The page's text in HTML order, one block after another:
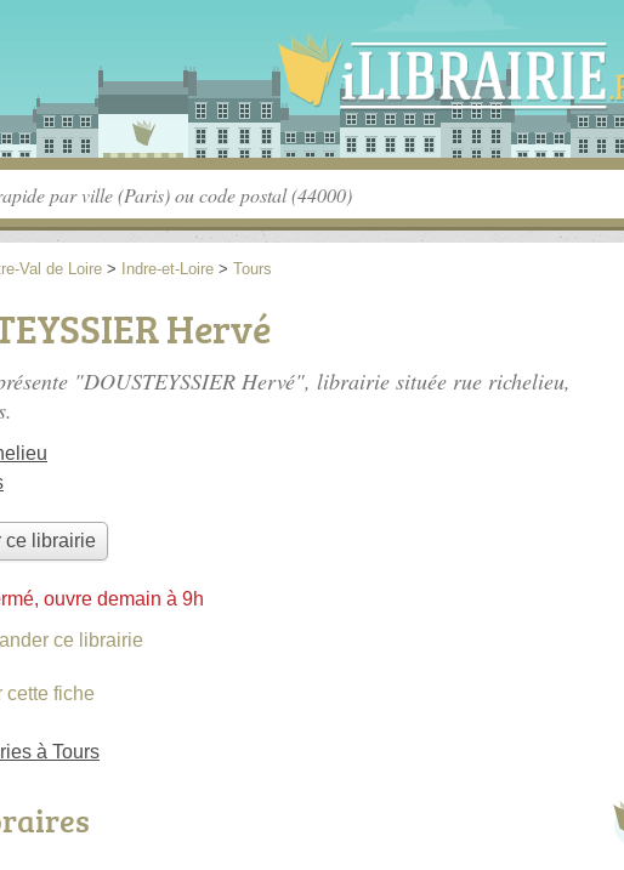
Val de Loire > Indre-et-Loire > Tours
Hervé
"DOUSTEYSSIER Hervé", librairie située rue richelieu,
ce librairie
ouvre demain à 9h
ce librairie
cette fiche
à Tours